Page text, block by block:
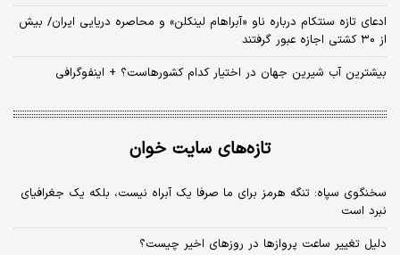
ادعای تازه سنتکام درباره ناو «آبراهام لینکلن» و محاصره دریایی ایران/ بیش
از ۳۰ کشتی اجازه عبور گرفتند
بیشترین آب شیرین جهان در اختیار کدام کشورهاست؟ + اینفوگرافی
تازه‌های سایت خوان
سخنگوی سپاه: تنگه هرمز برای ما صرفا یک آبراه نیست، بلکه یک جغرافیای
نبرد است
دلیل تغییر ساعت پروازها در روزهای اخیر چیست؟